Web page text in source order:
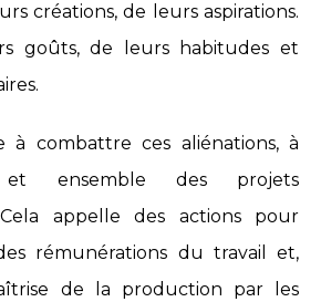
créations, de leurs aspirations.
goûts, de leurs habitudes et
à combattre ces aliénations, à
ensemble des projets
Cela appelle des actions pour
rémunérations du travail et,
de la production par les